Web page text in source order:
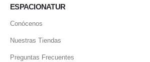
ESPACIONATUR
Conócenos
Nuestras Tiendas
Preguntas Frecuentes